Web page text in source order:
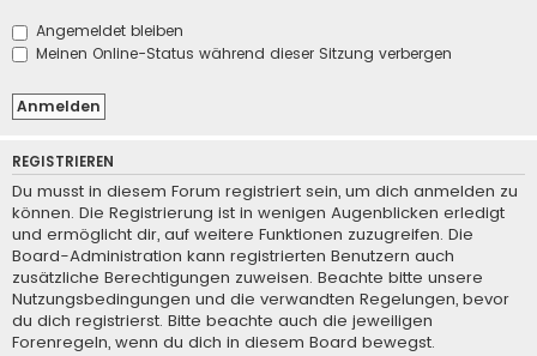
Angemeldet bleiben
Meinen Online-Status während dieser Sitzung verbergen
REGISTRIEREN
Du musst in diesem Forum registriert sein, um dich anmelden zu
können. Die Registrierung ist in wenigen Augenblicken erledigt
und ermöglicht dir, auf weitere Funktionen zuzugreifen. Die
Board-Administration kann registrierten Benutzern auch
zusätzliche Berechtigungen zuweisen. Beachte bitte unsere
Nutzungsbedingungen und die verwandten Regelungen, bevor
du dich registrierst. Bitte beachte auch die jeweiligen
Forenregeln, wenn du dich in diesem Board bewegst.